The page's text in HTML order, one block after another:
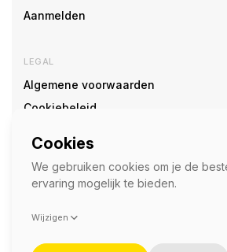
Aanmelden
LEGAL
Algemene voorwaarden
Cookiebeleid
SOCIAL